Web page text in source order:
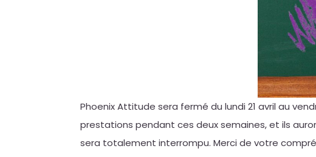
Phoenix Attitude sera fermé du lundi 21 avril au
prestations pendant ces deux semaines, et ils
sera totalement interrompu. Merci de votre